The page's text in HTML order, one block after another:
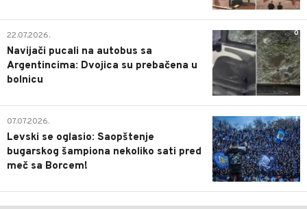
0
22.07.2026.
Navijači pucali na autobus sa
Argentincima: Dvojica su prebačena u
bolnicu
1
07.07.2026.
Levski se oglasio: Saopštenje
bugarskog šampiona nekoliko sati pred
meč sa Borcem!